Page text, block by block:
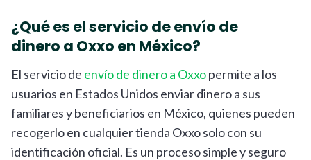
¿Qué es el servicio de envío de
dinero a Oxxo en México?
El servicio de envío de dinero a Oxxopermite a los
usuarios en Estados Unidos enviar dinero a sus
familiares y beneficiarios en México, quienes pueden
recogerlo en cualquier tienda Oxxo solo con su
identificación oficial. Es un proceso simple y seguro